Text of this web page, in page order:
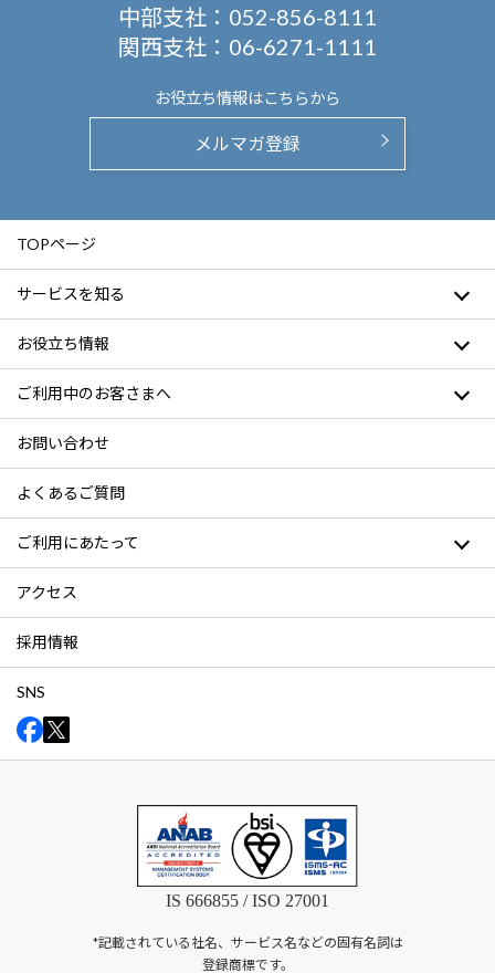
中部支社： 052-856-8111
関西支社： 06-6271-1111
お役立ち情報はこちらから
メルマガ登録
TOPページ
サービスを知る
お役立ち情報
ご利用中のお客さまへ
お問い合わせ
よくあるご質問
ご利用にあたって
アクセス
採用情報
SNS
IS 666855 / ISO 27001
*記載されている社名、サービス名などの固有名詞は
登録商標です。